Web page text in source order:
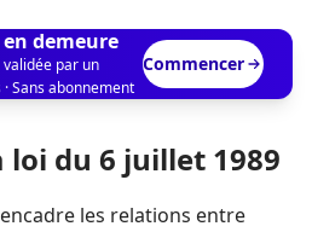
demeure
validée par un
Sans abonnement
Commencer
loi du 6 juillet 1989
encadre les relations entre